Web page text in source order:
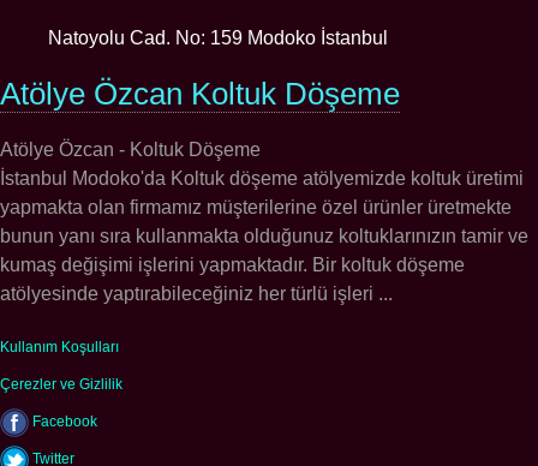
Natoyolu Cad. No: 159 Modoko İstanbul
Atölye Özcan Koltuk Döşeme
Atölye Özcan - Koltuk Döşeme
İstanbul Modoko'da Koltuk döşeme atölyemizde koltuk üretimi
yapmakta olan firmamız müşterilerine özel ürünler üretmekte
bunun yanı sıra kullanmakta olduğunuz koltuklarınızın tamir ve
kumaş değişimi işlerini yapmaktadır. Bir koltuk döşeme
atölyesinde yaptırabileceğiniz her türlü işleri ...
Kullanım Koşulları
Çerezler ve Gizlilik
Facebook
Twitter